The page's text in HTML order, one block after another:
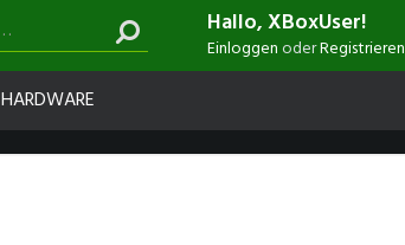
Hallo, XBoxUser!
EinloggenoderRegistrieren
HARDWARE